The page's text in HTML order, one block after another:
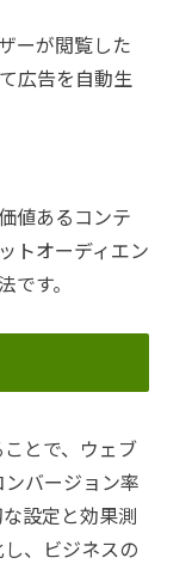
ーが閲覧した
広告を自動生
値あるコンテ
トオーディエン
す。
とで、ウェブ
バージョン率
設定と効果測
、ビジネスの